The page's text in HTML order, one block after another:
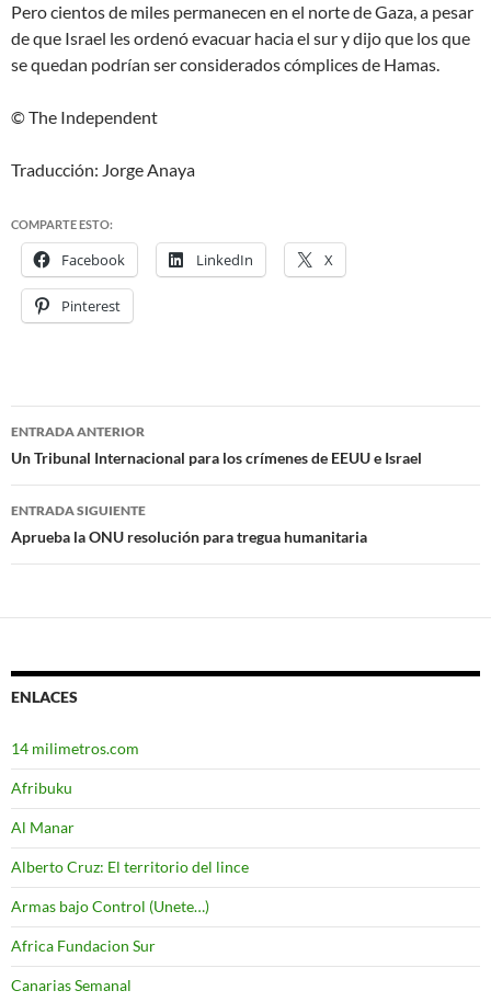
Pero cientos de miles permanecen en el norte de Gaza, a pesar
de que Israel les ordenó evacuar hacia el sur y dijo que los que
se quedan podrían ser consideradoscómplicesde Hamas.
© The Independent
Traducción: Jorge Anaya
COMPARTE ESTO:
Facebook LinkedIn X
Pinterest
Navegación
de
entradas
ENTRADA ANTERIOR
Un Tribunal Internacional para los crímenes de EEUU e Israel
ENTRADA SIGUIENTE
Aprueba la ONU resolución para tregua humanitaria
ENLACES
14 milimetros.com
Afribuku
Al Manar
Alberto Cruz: El territorio del lince
Armas bajo Control (Unete…)
Africa Fundacion Sur
Canarias Semanal